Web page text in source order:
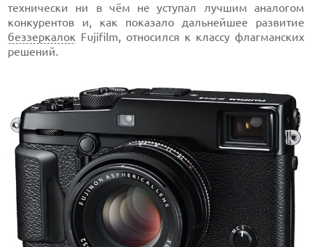
технически ни в чём не уступал лучшим аналогом
конкурентов и, как показало дальнейшее развитие
беззеркалок Fujifilm, относился к классу флагманских
решений.